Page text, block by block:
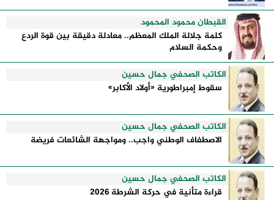
القبطان محمود المحمود
كلمة جلالة الملك المعظم.. معادلة دقيقة بين قوة الردع
وحكمة السلام
الكاتب الصحفي جمال حسين
سقوط إمبراطورية «أولاد الأكابر»
الكاتب الصحفي جمال حسين
الاصطفاف الوطني واجب.. ومواجهة الشائعات فريضة
الكاتب الصحفي جمال حسين
قراءة متأنية في حركة الشرطة 2026